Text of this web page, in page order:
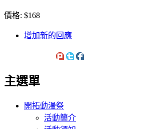
價格: $168
增加新的回應
主選單
開拓動漫祭
活動簡介